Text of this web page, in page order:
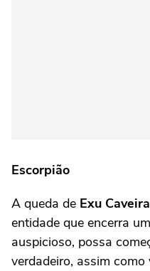
Escorpião
A queda de Exu Caveira
entidade que encerra
auspicioso, possa
verdadeiro, assim